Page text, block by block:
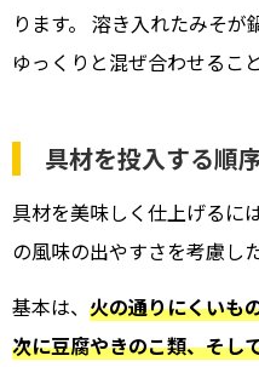
ります。 溶き入れたみそが
ゆっくりと混ぜ合わせるこ
具材を投入する順
具材を美味しく仕上げるに
の風味の出やすさを考慮し
基本は、 火の通りにくいも
次に豆腐やきのこ類、そし